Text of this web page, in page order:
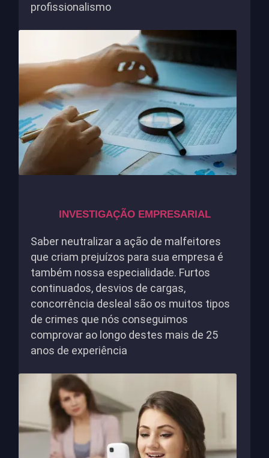
profissionalismo
INVESTIGAÇÃO EMPRESARIAL
Saber neutralizar a ação de malfeitores
que criam prejuízos para sua empresa é
também nossa especialidade. Furtos
continuados, desvios de cargas,
concorrência desleal são os muitos tipos
de crimes que nós conseguimos
comprovar ao longo destes mais de 25
anos de experiência